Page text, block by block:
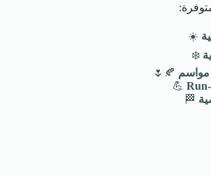
☀️
❄️
مواسم 🍂🌷
💪
🏁